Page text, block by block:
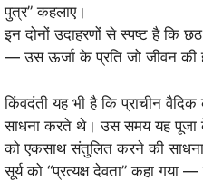
पुत्र” कहलाए।
इन दोनों उदाहरणों से स्पष्ट है कि
— उस ऊर्जा के प्रति जो जीवन की
किंवदंती यह भी है कि प्राचीन
साधना करते थे। उस समय यह पूजा
को एकसाथ संतुलित करने की साधना
सूर्य को “प्रत्यक्ष देवता” कहा गया